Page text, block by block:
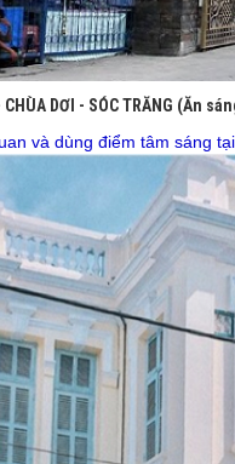
CHÙA DƠI - SÓC TRĂNG (Ăn
và dùng điểm tâm sáng